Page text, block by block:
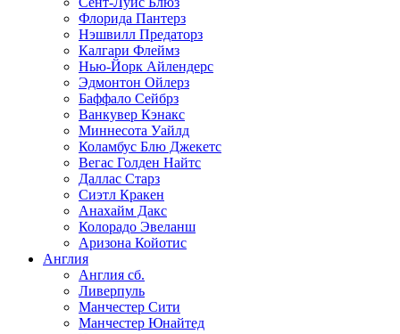
Флорида Пантерз
Нэшвилл Предаторз
Калгари Флеймз
Нью-Йорк Айлендерс
Эдмонтон Ойлерз
Баффало Сейбрз
Ванкувер Кэнакс
Миннесота Уайлд
Коламбус Блю Джекетс
Вегас Голден Найтс
Даллас Старз
Сиэтл Кракен
Анахайм Дакс
Колорадо Эвеланш
Аризона Койотис
Англия
Англия сб.
Ливерпуль
Манчестер Сити
Манчестер Юнайтед